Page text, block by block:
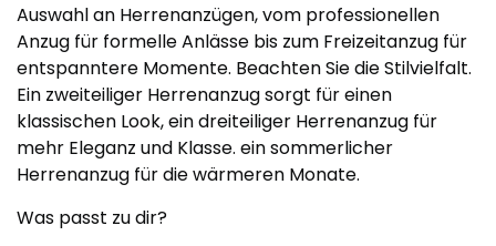
Auswahl an Herrenanzügen, vom professionellen
Anzug für formelle Anlässe bis zum Freizeitanzug für
entspanntere Momente. Beachten Sie die Stilvielfalt.
Ein zweiteiliger Herrenanzug sorgt für einen
klassischen Look, ein dreiteiliger Herrenanzug für
mehr Eleganz und Klasse. ein sommerlicher
Herrenanzug für die wärmeren Monate.
Was passt zu dir?